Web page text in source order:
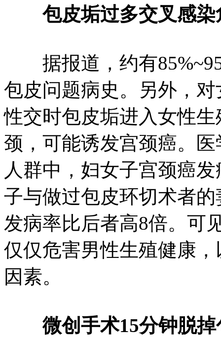
包皮垢过多交叉感
据报道，约有
包皮问题病史。另外，
性交时包皮垢进入女性
颈，可能诱发宫颈癌。
人群中，妇女子宫颈癌
子与做过包皮环切术者
发病率比后者高8倍。可
仅仅危害男性生殖健康
因素。
微创手术15分钟脱